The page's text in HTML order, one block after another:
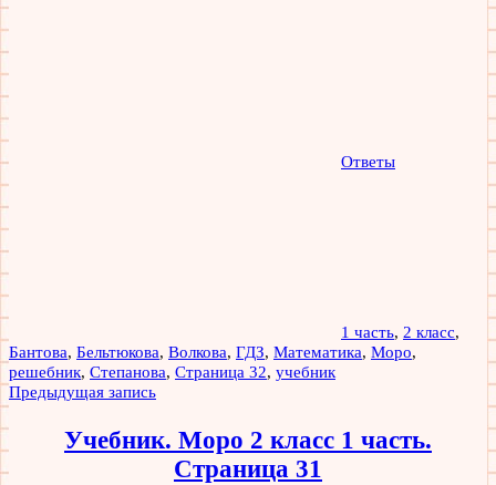
Ответы
1 часть, 2 класс,
Бантова, Бельтюкова, Волкова, ГДЗ, Математика, Моро,
решебник, Степанова, Страница 32, учебник
Навигация
по
записям
Предыдущая запись
Учебник. Моро 2 класс 1 часть.
Страница 31